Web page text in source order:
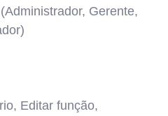
Gerente,
Editar função,